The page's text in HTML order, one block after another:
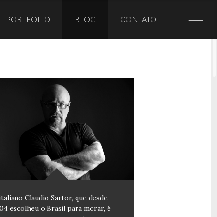
PORTFOLIO BLOG CONTATO +
Claudio Sartor, que desde
escolheu o Brasil para morar, é